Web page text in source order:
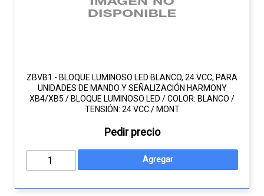
ZBVB1 - BLOQUE LUMINOSO LED BLANCO, 24 VCC, PARA
UNIDADES DE MANDO Y SEÑALIZACIÓN HARMONY
XB4/XB5 / BLOQUE LUMINOSO LED / COLOR: BLANCO /
TENSIÓN: 24 VCC / MONT
Pedir precio